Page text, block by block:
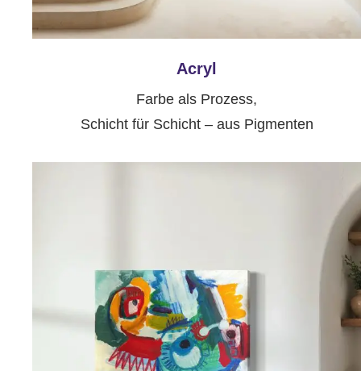
Acryl
Farbe als Prozess,
Schicht für Schicht – aus Pigmenten